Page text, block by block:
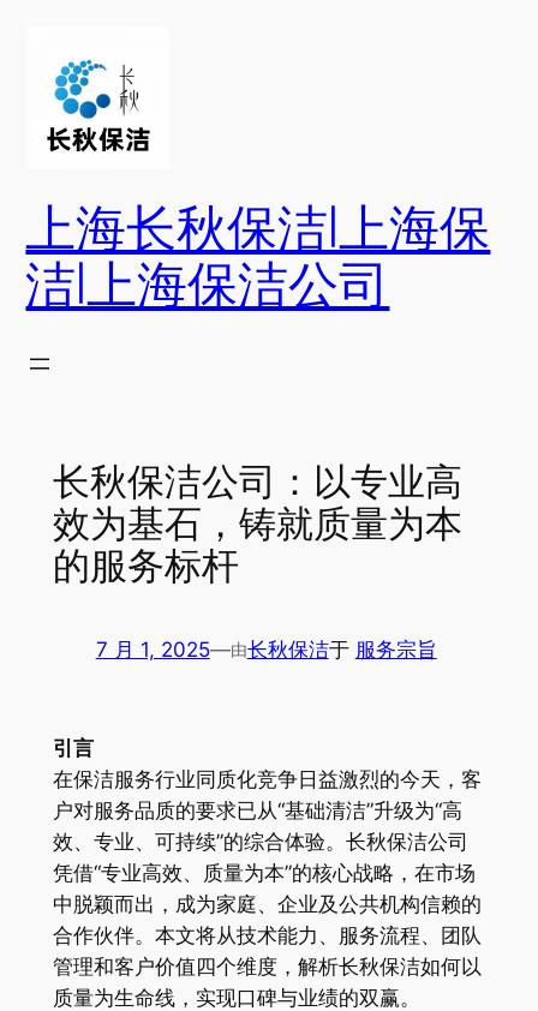
上海长秋保洁|上海保
洁|上海保洁公司
长秋保洁公司：以专业高
效为基石，铸就质量为本
的服务标杆
7 月 1, 2025—由长秋保洁于 服务宗旨
引言
在保洁服务行业同质化竞争日益激烈的今天，客
户对服务品质的要求已从“基础清洁”升级为“高
效、专业、可持续”的综合体验。长秋保洁公司
凭借“专业高效、质量为本”的核心战略，在市场
中脱颖而出，成为家庭、企业及公共机构信赖的
合作伙伴。本文将从技术能力、服务流程、团队
管理和客户价值四个维度，解析长秋保洁如何以
质量为生命线，实现口碑与业绩的双赢。